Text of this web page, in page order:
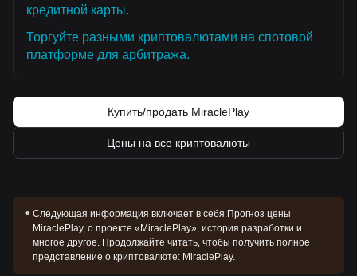
кредитной карты.
Торгуйте разными криптовалютами на спотовой
платформе для арбитража.
Купить/продать MiraclePlay
Цены на все криптовалюты
Следующая информация включает в себя:Прогноз цены
MiraclePlay, о проекте «MiraclePlay», история разработки и
многое другое. Продолжайте читать, чтобы получить полное
представление о криптовалюте: MiraclePlay.